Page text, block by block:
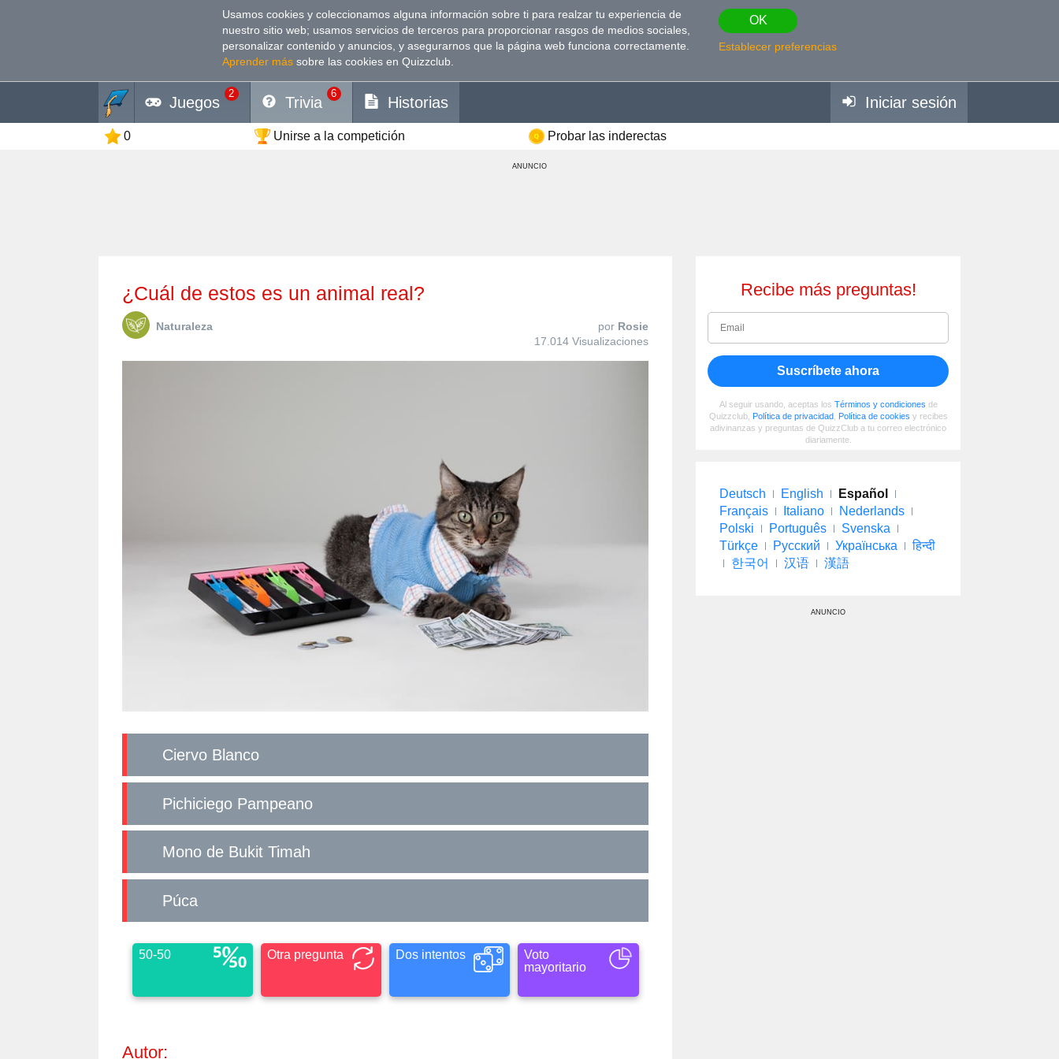
Usamos cookies y coleccionamos alguna información sobre ti para realzar tu experiencia de
nuestro sitio web; usamos servicios de terceros para proporcionar rasgos de medios sociales,
personalizar contenido y anuncios, y asegurarnos que la página web funciona correctamente.
Aprender más sobre las cookies en Quizzclub.
OK
Establecer preferencias
Juegos
2
Trivia
6
Historias Iniciar sesión
0 Unirse a la competición Probar las inderectas
ANUNCIO
¿Cuál de estos es un animal real?
Naturaleza por Rosie
17.014 Visualizaciones
Ciervo Blanco
Pichiciego Pampeano
Mono de Bukit Timah
Púca
50-50 Otra pregunta Dos intentos
Voto
mayoritario
Autor:
Recibe más preguntas!
Suscríbete ahora
Al seguir usando, aceptas los Términos y condiciones de
Quizzclub, Política de privacidad, Política de cookies y recibes
adivinanzas y preguntas de QuizzClub a tu correo electrónico
diariamente.
Deutsch English
Español
Français
Italiano
Nederlands
Polski
Português
Svenska
Türkçe
Русский Українська
हिन्दी
한국어
汉语 漢語
ANUNCIO